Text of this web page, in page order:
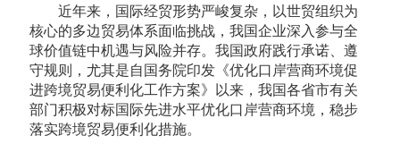
近年来，国际经贸形势严峻复杂，以世贸组织为
核心的多边贸易体系面临挑战，我国企业深入参与全
球价值链中机遇与风险并存。我国政府践行承诺、遵
守规则，尤其是自国务院印发《优化口岸营商环境促
进跨境贸易便利化工作方案》以来，我国各省市有关
部门积极对标国际先进水平优化口岸营商环境，稳步
落实跨境贸易便利化措施。